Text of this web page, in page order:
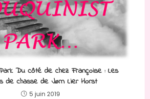
Du côté de chez Françoise : Les
de chasse de Jørn Lier Horst
5 juin 2019